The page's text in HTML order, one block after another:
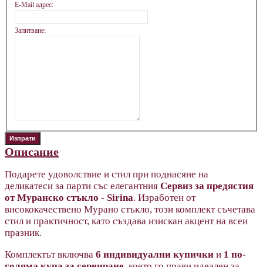
E-Mail адрес:
Запитване:
Описание
Подарете удоволствие и стил при поднасяне на
деликатеси за парти със елегантния Сервиз за предястия
от Муранско стъкло - Sirina. Изработен от
висококачествено Мурано стъкло, този комплект съчетава
стил и практичност, като създава изискан акцент на всеи
празник.
Комплектът включва 6 индивидуални купички и 1 по-